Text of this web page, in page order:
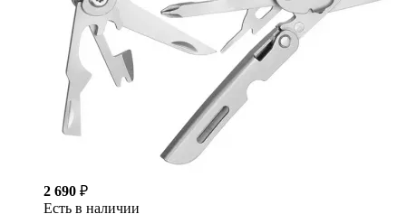
2 690 ₽
Есть в наличии